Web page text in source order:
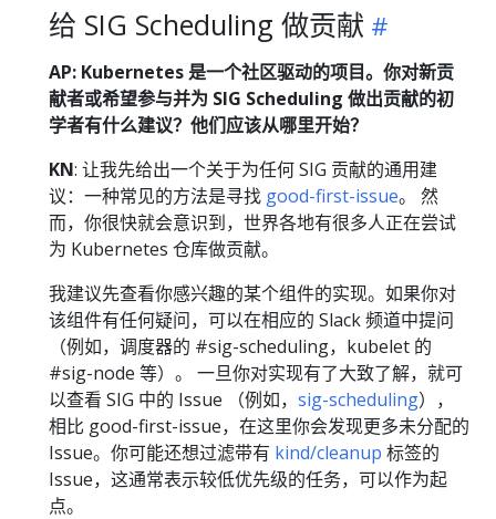
给 SIG Scheduling 做贡献
AP: Kubernetes 是一个社区驱动的项目。你对新贡
献者或希望参与并为 SIG Scheduling 做出贡献的初
学者有什么建议？他们应该从哪里开始？
KN: 让我先给出一个关于为任何 SIG 贡献的通用建
议：一种常见的方法是寻找 good-first-issue。 然
而，你很快就会意识到，世界各地有很多人正在尝试
为 Kubernetes 仓库做贡献。
我建议先查看你感兴趣的某个组件的实现。如果你对
该组件有任何疑问，可以在相应的 Slack 频道中提问
（例如，调度器的 #sig-scheduling，kubelet 的
#sig-node 等）。 一旦你对实现有了大致了解，就可
以查看 SIG 中的 Issue （例如， sig-scheduling），
相比 good-first-issue，在这里你会发现更多未分配的
Issue。你可能还想过滤带有 kind/cleanup 标签的
Issue，这通常表示较低优先级的任务，可以作为起
点。